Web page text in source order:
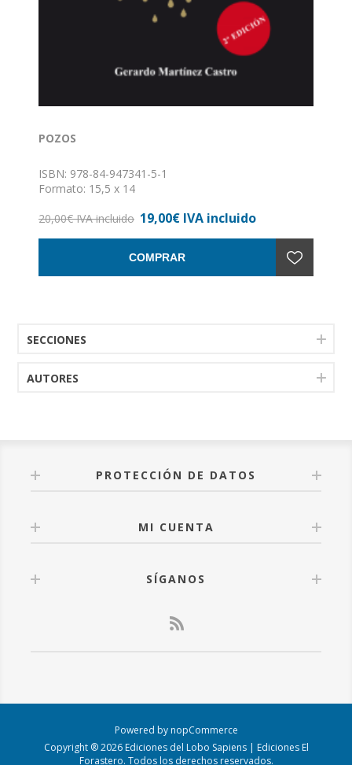
POZOS
ISBN: 978-84-947341-5-1
Formato: 15,5 x 14
20,00€ IVA incluido 19,00€ IVA incluido
COMPRAR
SECCIONES
AUTORES
PROTECCIÓN DE DATOS
MI CUENTA
SÍGANOS
Powered by nopCommerce
Copyright ® 2026 Ediciones del Lobo Sapiens | Ediciones El
Forastero. Todos los derechos reservados.